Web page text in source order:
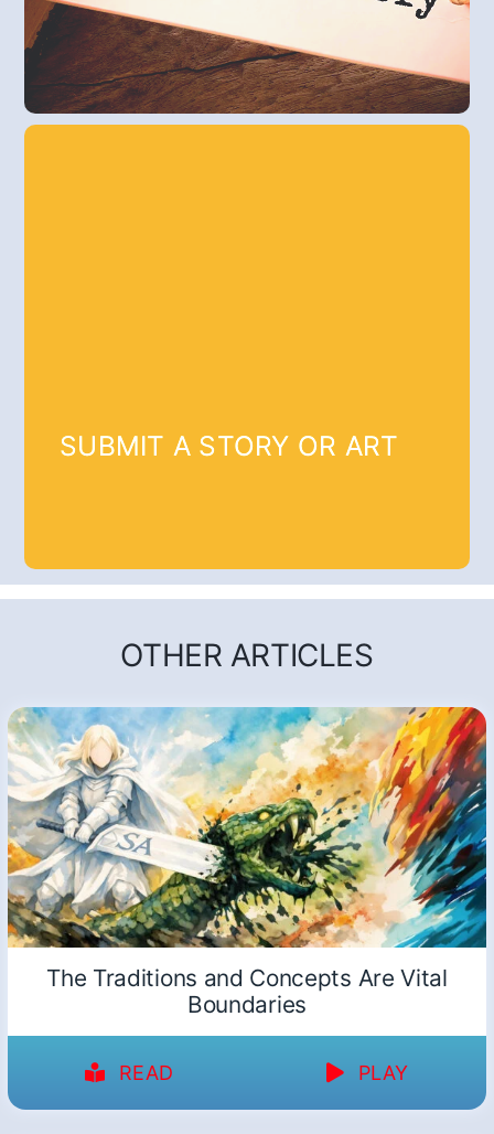
SUBMIT A STORY OR ART
OTHER ARTICLES
The Traditions and Concepts Are Vital
Boundaries
READ PLAY